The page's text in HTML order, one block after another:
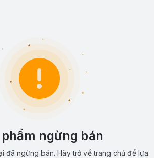
phẩm ngừng bán
đã ngừng bán. Hãy trở về trang chủ để lựa